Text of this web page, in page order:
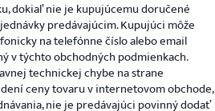
dokiaľ nie je kupujúcemu doručené
predávajúcim. Kupujúci môže
na telefónne číslo alebo email
v týchto obchodných podmienkach.
technickej chybe na strane
ceny tovaru v internetovom obchode,
nie je predávajúci povinný dodať